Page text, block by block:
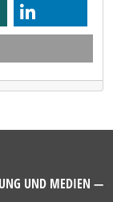
UND MEDIEN —